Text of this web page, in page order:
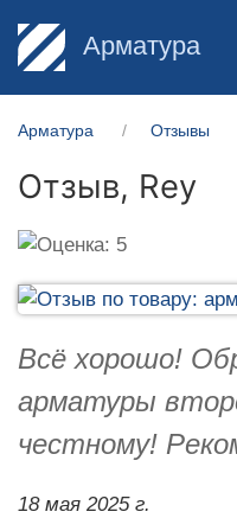
Арматура
Арматура Отзывы
Отзыв, Rey
Всё хорошо!
арматуры
честному!
18 мая 2025 г.